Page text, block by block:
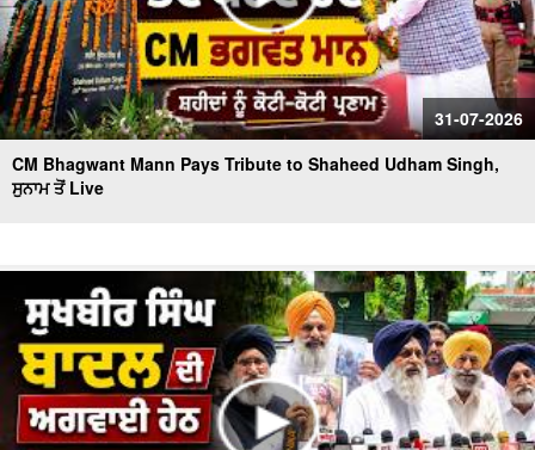
31-07-2026
CM Bhagwant Mann Pays Tribute to Shaheed Udham Singh,
ਸੁਨਾਮ ਤੋਂ Live